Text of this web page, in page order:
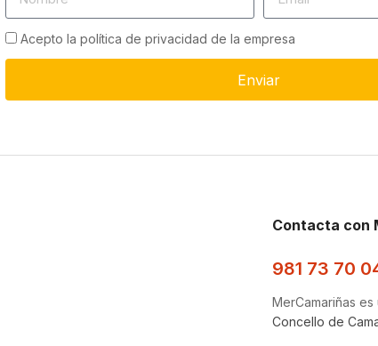
Acepto la política de privacidad de la empresa
Enviar
Contacta con
981 73 70
MerCamariñas
Concello de